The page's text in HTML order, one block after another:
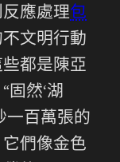
反應處理包
文明行動
都是陳亞
固然‘湖
一百萬張的
們像金色